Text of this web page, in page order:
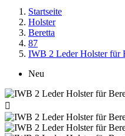
Startseite
Holster
Beretta
87
IWB 2 Leder Holster für
Neu
